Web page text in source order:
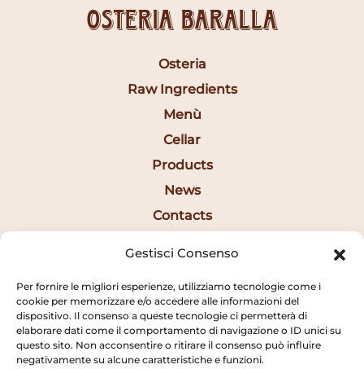
Gestisci Consenso
Per fornire le migliori esperienze, utilizziamo tecnologie come i
cookie per memorizzare e/o accedere alle informazioni del
dispositivo. Il consenso a queste tecnologie ci permetterà di
elaborare dati come il comportamento di navigazione o ID unici su
questo sito. Non acconsentire o ritirare il consenso può influire
negativamente su alcune caratteristiche e funzioni.
Osteria Baralla
Osteria
Raw Ingredients
Menù
Cellar
Products
News
Contacts
Opening Hours
12:30AM - 2:20PM